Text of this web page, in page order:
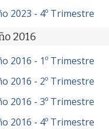
2023 - 4º Trimestre
2016
2016 - 1º Trimestre
2016 - 2º Trimestre
2016 - 3º Trimestre
2016 - 4º Trimestre